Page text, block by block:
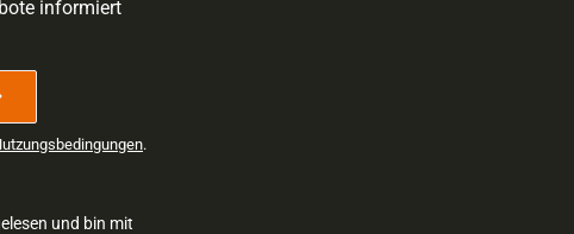
informiert
.
und bin mit